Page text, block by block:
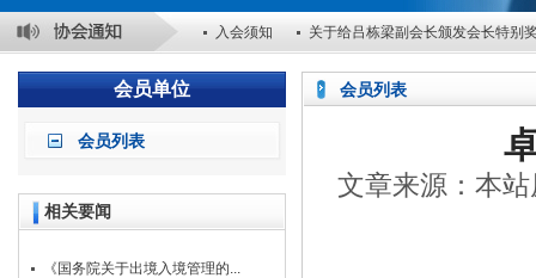
入会须知 关于给吕栋梁副会长颁发会长特别
关于表彰2025年度优秀会员单位的决定 关于
会员单位
会员列表
相关要闻
《国务院关于出境入境管理的...
会员列表
文章来源：本